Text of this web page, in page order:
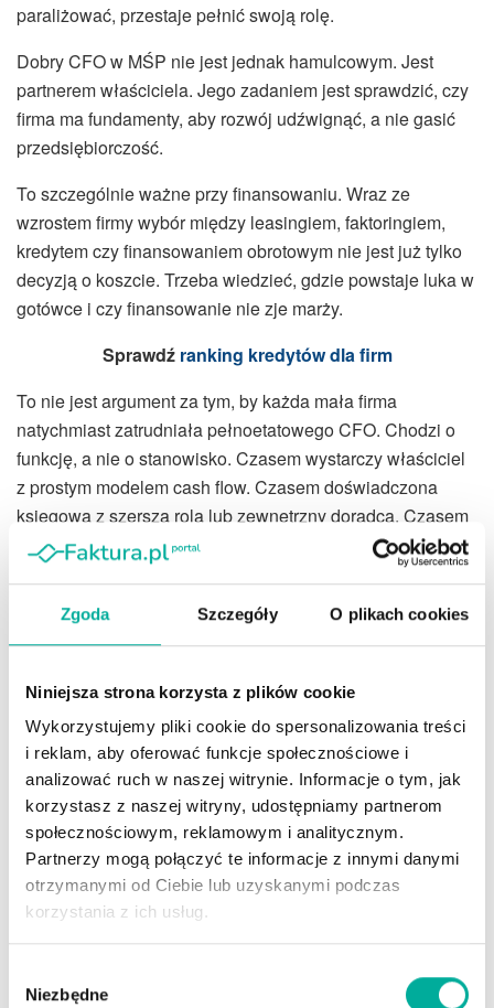
Zgoda Szczegóły O plikach cookies
Niniejsza strona korzysta z plików cookie
Wykorzystujemy pliki cookie do spersonalizowania treści
i reklam, aby oferować funkcje społecznościowe i
analizować ruch w naszej witrynie. Informacje o tym, jak
korzystasz z naszej witryny, udostępniamy partnerom
społecznościowym, reklamowym i analitycznym.
Partnerzy mogą połączyć te informacje z innymi danymi
otrzymanymi od Ciebie lub uzyskanymi podczas
korzystania z ich usług.
zgody
Niezbędne
paraliżować, przestaje pełnić swoją rolę.
Dobry CFO w MŚP nie jest jednak hamulcowym. Jest
partnerem właściciela. Jego zadaniem jest sprawdzić, czy
firma ma fundamenty, aby rozwój udźwignąć, a nie gasić
przedsiębiorczość.
To szczególnie ważne przy finansowaniu. Wraz ze
wzrostem firmy wybór między leasingiem, faktoringiem,
kredytem czy finansowaniem obrotowym nie jest już tylko
decyzją o koszcie. Trzeba wiedzieć, gdzie powstaje luka w
gotówce i czy finansowanie nie zje marży.
Sprawdź ranking kredytów dla firm
To nie jest argument za tym, by każda mała firma
natychmiast zatrudniała pełnoetatowego CFO. Chodzi o
funkcję, a nie o stanowisko. Czasem wystarczy właściciel
z prostym modelem cash flow. Czasem doświadczona
księgowa z szerszą rolą lub zewnętrzny doradca. Czasem
dyrektor finansowy na część etatu. Kluczowe jest jednak
to, aby ktoś w firmie regularnie zadawał pytania, których
nie widać w bankowości internetowej.
Jak właściciel może zacząć
działać jak CFO?
Właściciel nie musi kończyć finansów, żeby myśleć jak
CFO. Powinien jednak przestać traktować konto bankowe
jak jedyny miernik kondycji firmy.
Adam Zagała w podcaście „Płynnie przez finanse”
podkreśla, dlaczego finanse powinny wspierać wzrost, a
nie tylko go rozliczać.
muszą mieć swoje filary i fundamenty wewnątrz firmy.